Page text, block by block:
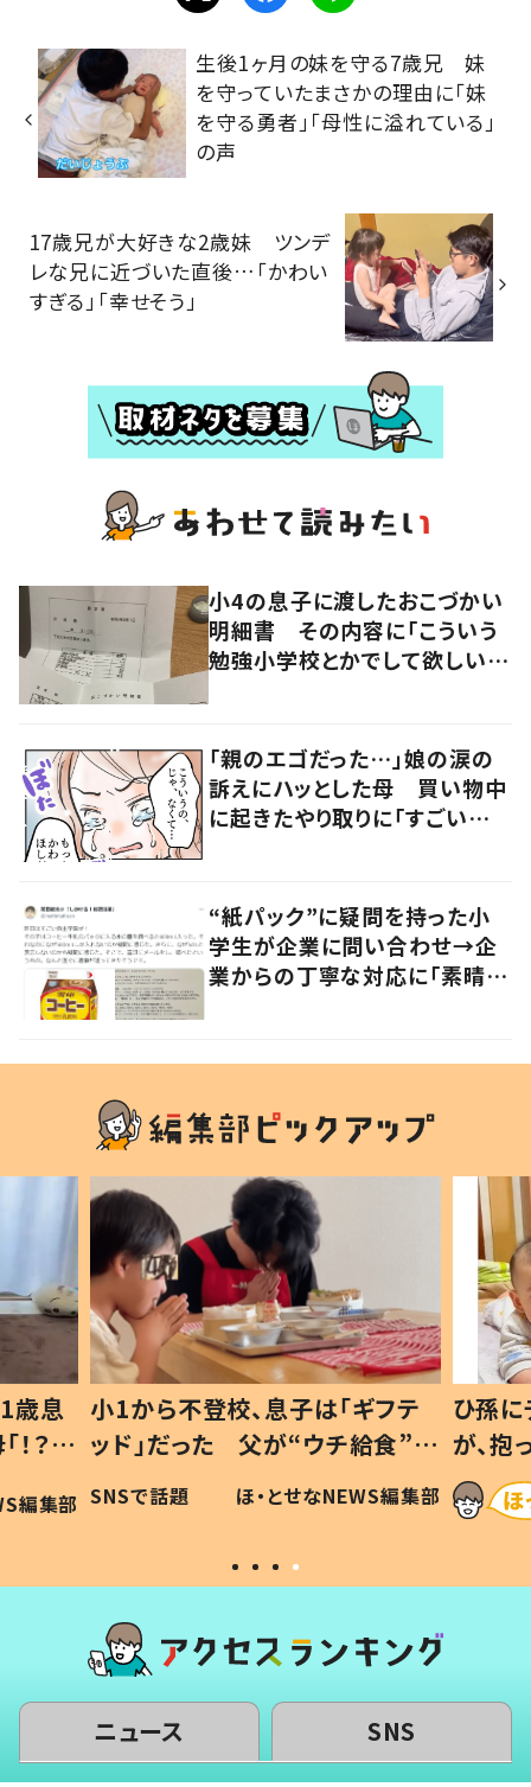
生後1ヶ月の妹を守る7歳兄 妹
を守っていたまさかの理由に「妹
を守る勇者」「母性に溢れている」
の声
17歳兄が大好きな2歳妹 ツンデ
レな兄に近づいた直後…「かわい
すぎる」「幸せそう」
小4の息子に渡したおこづかい
明細書 その内容に「こういう
勉強小学校とかでして欲しい」
「親のエゴだった…」娘の涙の
訴えにハッとした母 買い物中
に起きたやり取りに「すごい分
“紙パック”に疑問を持った小
学生が企業に問い合わせ→企
業からの丁寧な対応に「素晴ら
歳息
？」
編集部
小1から不登校、息子は「ギフテ
ッド」だった 父が“ウチ給食”を
作り続ける理由とは #令和の親
#令和の子
SNSで話題 ほ・とせなNEWS編集部
ひ孫
が、
「涙が
い」
ニュース SNS